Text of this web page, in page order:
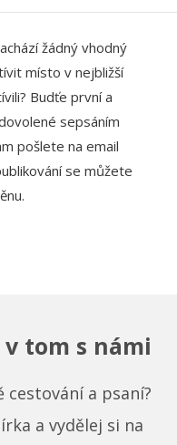
žádný vhodný
místo v nejbližší
Budťe první a
sepsáním
pošlete na email
se můžete
tom s námi
a psaní?
a vydělej si na